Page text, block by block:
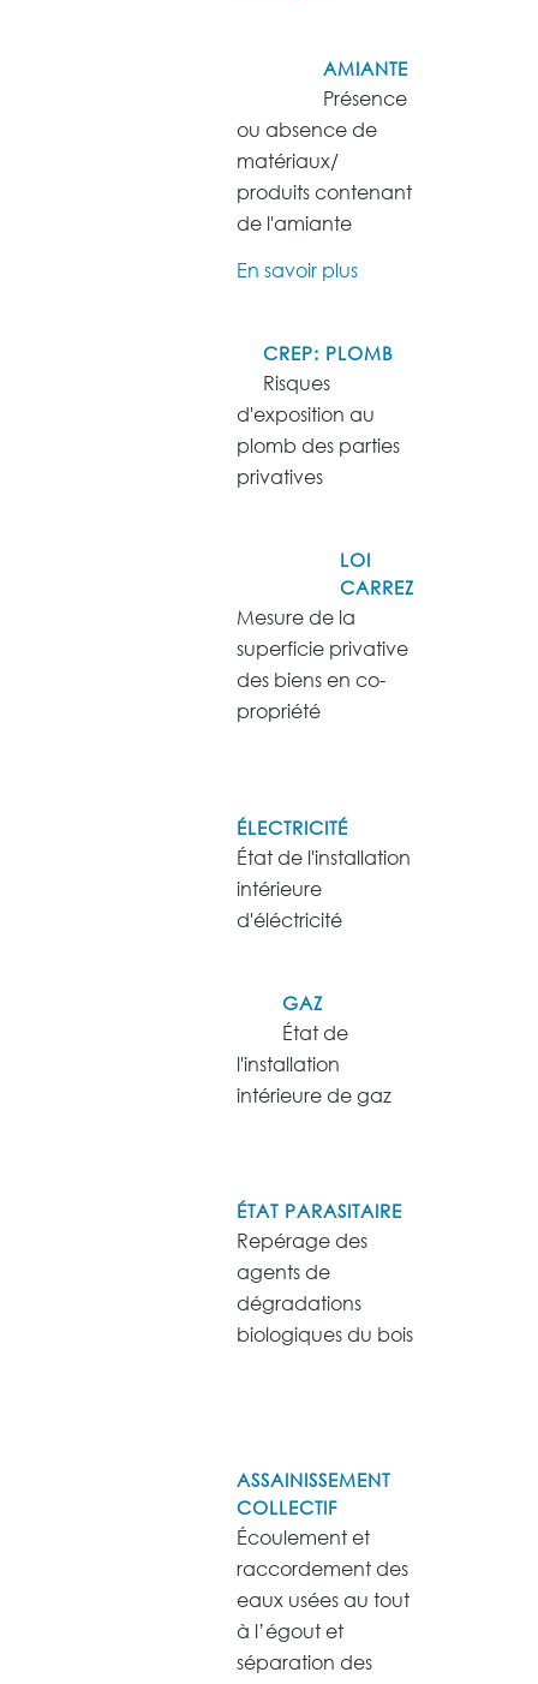
AMIANTE
Présence
ou absence de
matériaux/
produits contenant
de l'amiante
En savoir plus
CREP: PLOMB
Risques
d'exposition au
plomb des parties
privatives
LOI
CARREZ
Mesure de la
superficie privative
des biens en co-
propriété
ÉLECTRICITÉ
État de l'installation
intérieure
d'éléctricité
GAZ
État de
l'installation
intérieure de gaz
ÉTAT PARASITAIRE
Repérage des
agents de
dégradations
biologiques du bois
ASSAINISSEMENT
COLLECTIF
Écoulement et
raccordement des
eaux usées au tout
à l’égout et
séparation des